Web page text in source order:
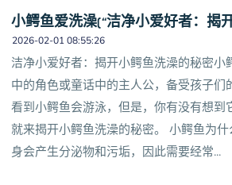
小鳄鱼爱洗澡(“洁净小爱好者：揭
2026-02-01 08:55:26
洁净小爱好者：揭开小鳄鱼洗澡的秘密
中的角色或童话中的主人公，备受孩子
看到小鳄鱼会游泳，但是，你有没有想到
就来揭开小鳄鱼洗澡的秘密。 小鳄鱼为
身会产生分泌物和污垢，因此需要经常...